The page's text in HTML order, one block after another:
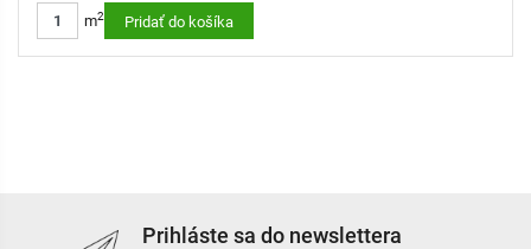
m2 Pridať do košíka
Prihláste sa do newslettera